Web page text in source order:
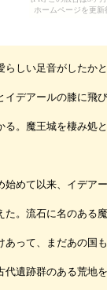
ホームページを更
しい足音がしたか
イデアールの膝に飛
る。魔王城を棲み処
めて以来、イデア
た。流石に名のある
あって、まだあの国
代遺跡群のある荒地